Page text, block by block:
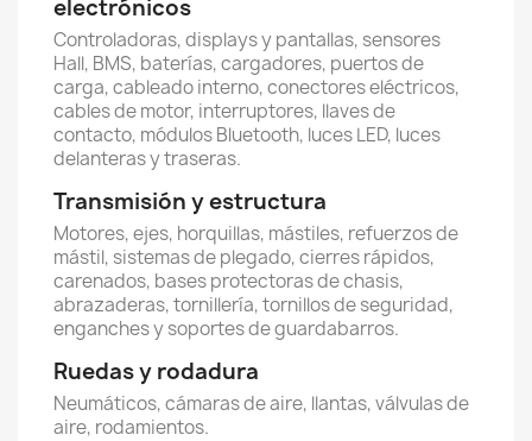
electrónicos
Controladoras, displays y pantallas, sensores
Hall, BMS, baterías, cargadores, puertos de
carga, cableado interno, conectores eléctricos,
cables de motor, interruptores, llaves de
contacto, módulos Bluetooth, luces LED, luces
delanteras y traseras.
Transmisión y estructura
Motores, ejes, horquillas, mástiles, refuerzos de
mástil, sistemas de plegado, cierres rápidos,
carenados, bases protectoras de chasis,
abrazaderas, tornillería, tornillos de seguridad,
enganches y soportes de guardabarros.
Ruedas y rodadura
Neumáticos, cámaras de aire, llantas, válvulas de
aire, rodamientos.